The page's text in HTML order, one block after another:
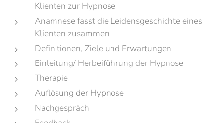
Klienten zur Hypnose
Anamnese fasst die Leidensgeschichte eines
Klienten zusammen
Definitionen, Ziele und Erwartungen
Einleitung/ Herbeiführung der Hypnose
Therapie
Auflösung der Hypnose
Nachgespräch